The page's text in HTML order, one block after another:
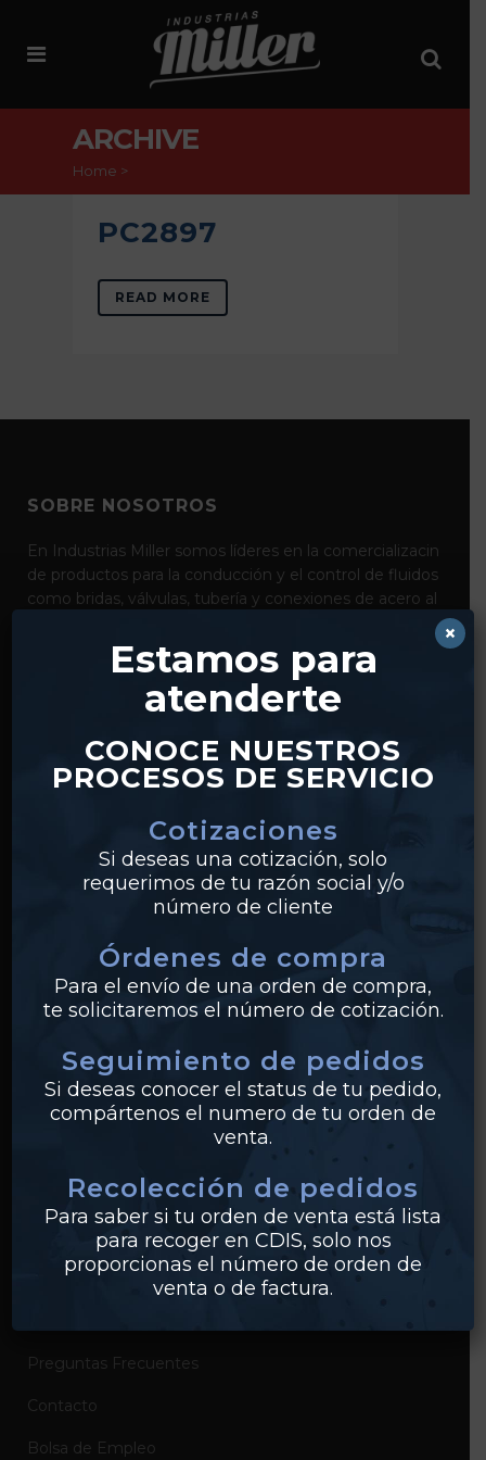
ARCHIVE
Home >
PC2897
READ MORE
SOBRE NOSOTROS
En Industrias Miller somos líderes en la comercializacin
de productos para la conducción y el control de fluidos
como bridas, válvulas, tubería y conexiones de acero al
nuestros centros en Monterrey y Guadalajara,
realizamos envíos a clientes en todo México.
PRODUCTOS
Bridas
Conexiones
EMPRESA
Sobre Industrias Miller
Certificados de Productos
Preguntas Frecuentes
Contacto
Bolsa de Empleo
Estamos para
atenderte
CONOCE NUESTROS
PROCESOS DE SERVICIO
Cotizaciones
Si deseas una cotización, solo
requerimos de tu razón social y/o
número de cliente
Órdenes de compra
Para el envío de una orden de compra,
te solicitaremos el número de cotización.
Seguimiento de pedidos
Si deseas conocer el status de tu pedido,
compártenos el numero de tu orden de
venta.
Recolección de pedidos
Para saber si tu orden de venta está lista
para recoger en CDIS, solo nos
proporcionas el número de orden de
venta o de factura.
×